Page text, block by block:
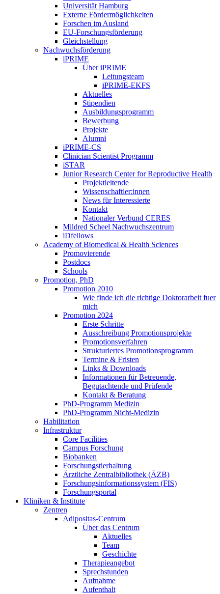
Universität Hamburg
Externe Fördermöglichkeiten
Forschen im Ausland
EU-Forschungsförderung
Gleichstellung
Nachwuchsförderung
iPRIME
Über iPRIME
Leitungsteam
iPRIME-EKFS
Aktuelles
Stipendien
Ausbildungsprogramm
Bewerbung
Projekte
Alumni
iPRIME-CS
Clinician Scientist Programm
iSTAR
Junior Research Center for Reproductive Health
Projektleitende
Wissenschaftler:innen
News für Interessierte
Kontakt
Nationaler Verbund CERES
Mildred Scheel Nachwuchszentrum
iDfellows
Academy of Biomedical & Health Sciences
Promovierende
Postdocs
Schools
Promotion, PhD
Promotion 2010
Wie finde ich die richtige Doktorarbeit fuer
mich
Promotion 2024
Erste Schritte
Ausschreibung Promotionsprojekte
Promotionsverfahren
Strukturiertes Promotionsprogramm
Termine & Fristen
Links & Downloads
Informationen für Betreuende,
Begutachtende und Prüfende
Kontakt & Beratung
PhD-Programm Medizin
PhD-Programm Nicht-Medizin
Habilitation
Infrastruktur
Core Facilities
Campus Forschung
Biobanken
Forschungstierhaltung
Ärztliche Zentralbibliothek (ÄZB)
Forschungsinformationssystem (FIS)
Forschungsportal
Kliniken & Institute
Zentren
Adipositas-Centrum
Über das Centrum
Aktuelles
Team
Geschichte
Therapieangebot
Sprechstunden
Aufnahme
Aufenthalt